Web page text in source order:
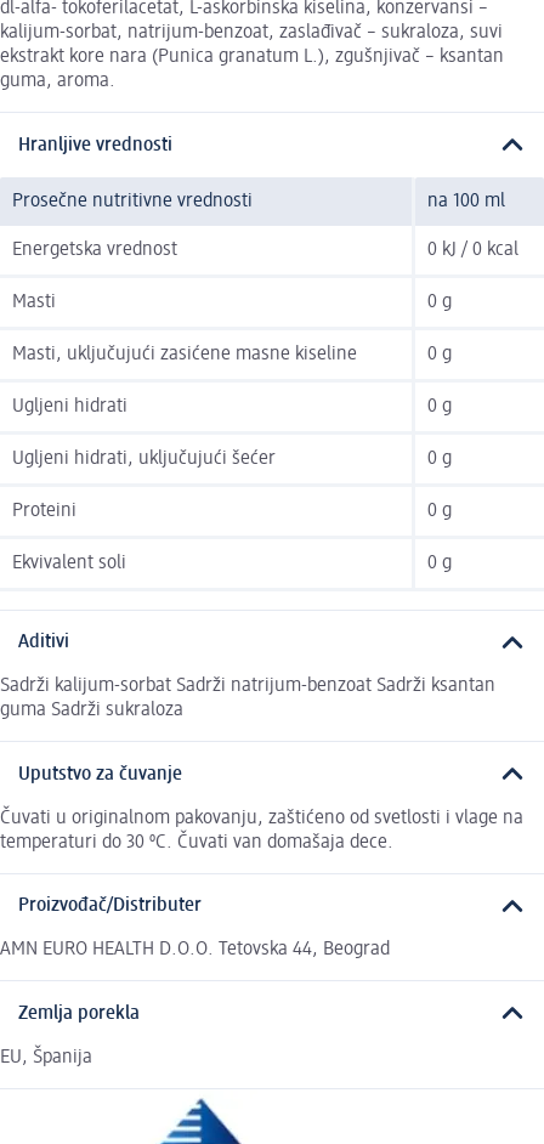
dl-alfa- tokoferilacetat, L-askorbinska kiselina, konzervansi –
kalijum-sorbat, natrijum-benzoat, zaslađivač – sukraloza, suvi
ekstrakt kore nara (Punica granatum L.), zgušnjivač – ksantan
guma, aroma.
Hranljive vrednosti
Prosečne nutritivne vrednosti na 100 ml
Energetska vrednost 0 kJ / 0 kcal
Masti 0 g
Masti, uključujući zasićene masne kiseline 0 g
Ugljeni hidrati 0 g
Ugljeni hidrati, uključujući šećer 0 g
Proteini 0 g
Ekvivalent soli 0 g
Aditivi
Sadrži kalijum-sorbat Sadrži natrijum-benzoat Sadrži ksantan
guma Sadrži sukraloza
Uputstvo za čuvanje
Čuvati u originalnom pakovanju, zaštićeno od svetlosti i vlage na
temperaturi do 30 ºC. Čuvati van domašaja dece.
Proizvođač/Distributer
AMN EURO HEALTH D.O.O. Tetovska 44, Beograd
Zemlja porekla
EU, Španija